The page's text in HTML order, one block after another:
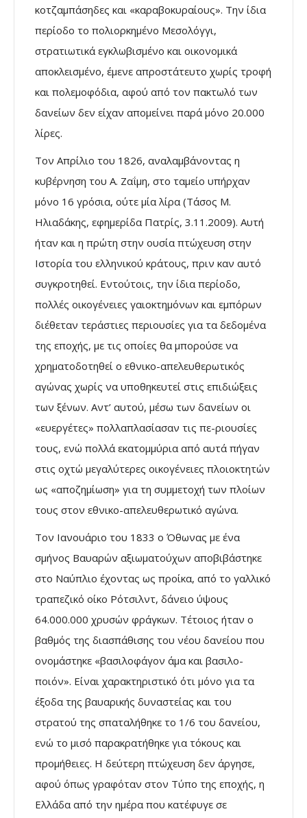
κοτζαµπάσηδες και «καραβοκυραίους». Την ίδια
περίοδο το πολιορκηµένο Μεσολόγγι,
στρατιωτικά εγκλωβισµένο και οικονοµικά
αποκλεισµένο, έµενε απροστάτευτο χωρίς τροφή
και πολεµοφόδια, αφού από τον πακτωλό των
δανείων δεν είχαν αποµείνει παρά µόνο 20.000
λίρες.
Τον Απρίλιο του 1826, αναλαµβάνοντας η
κυβέρνηση του Α. Ζαΐµη, στο ταµείο υπήρχαν
µόνο 16 γρόσια, ούτε µία λίρα (Τάσος Μ.
Ηλιαδάκης, εφηµερίδα Πατρίς, 3.11.2009). Αυτή
ήταν και η πρώτη στην ουσία πτώχευση στην
Ιστορία του ελληνικού κράτους, πριν καν αυτό
συγκροτηθεί. Εντούτοις, την ίδια περίοδο,
πολλές οικογένειες γαιοκτηµόνων και εµπόρων
διέθεταν τεράστιες περιουσίες για τα δεδοµένα
της εποχής, µε τις οποίες θα µπορούσε να
χρηµατοδοτηθεί ο εθνικο-απελευθερωτικός
αγώνας χωρίς να υποθηκευτεί στις επιδιώξεις
των ξένων. Αντ’ αυτού, µέσω των δανείων οι
«ευεργέτες» πολλαπλασίασαν τις πε-ριουσίες
τους, ενώ πολλά εκατοµµύρια από αυτά πήγαν
στις οχτώ µεγαλύτερες οικογένειες πλοιοκτητών
ως «αποζηµίωση» για τη συµµετοχή των πλοίων
τους στον εθνικο-απελευθερωτικό αγώνα.
Τον Ιανουάριο του 1833 ο Όθωνας µε ένα
σµήνος Βαυαρών αξιωµατούχων αποβιβάστηκε
στο Ναύπλιο έχοντας ως προίκα, από το γαλλικό
τραπεζικό οίκο Ρότσιλντ, δάνειο ύψους
64.000.000 χρυσών φράγκων. Τέτοιος ήταν ο
βαθµός της διασπάθισης του νέου δανείου που
ονοµάστηκε «βασιλοφάγον άµα και βασιλο-
ποιόν». Είναι χαρακτηριστικό ότι µόνο για τα
έξοδα της βαυαρικής δυναστείας και του
στρατού της σπαταλήθηκε το 1/6 του δανείου,
ενώ το µισό παρακρατήθηκε για τόκους και
προµήθειες. Η δεύτερη πτώχευση δεν άργησε,
αφού όπως γραφόταν στον Τύπο της εποχής, η
Ελλάδα από την ηµέρα που κατέφυγε σε